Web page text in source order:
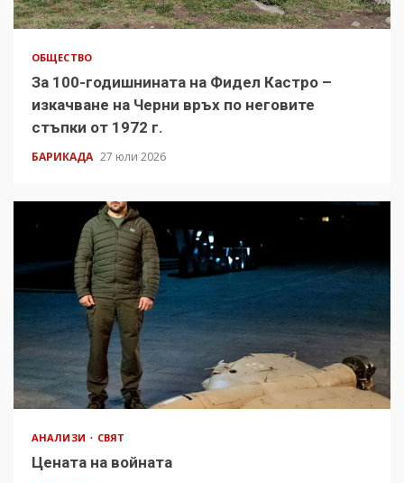
ОБЩЕСТВО
За 100-годишнината на Фидел Кастро –
изкачване на Черни връх по неговите
стъпки от 1972 г.
БАРИКАДА 27 юли 2026
АНАЛИЗИ СВЯТ
Цената на войната